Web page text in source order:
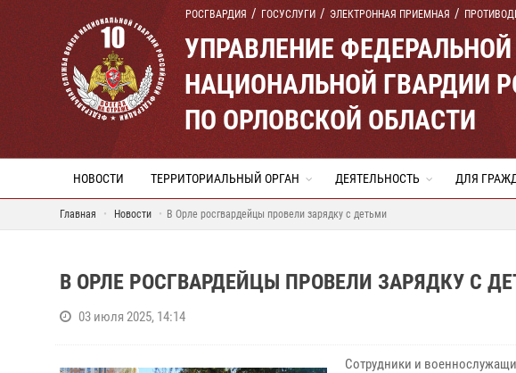
РОСГВАРДИЯ ГОСУСЛУГИ ЭЛЕКТРОННАЯ ПРИЕМНАЯ
УПРАВЛЕНИЕ
НАЦИОНАЛЬНОЙ ГВАРДИИ
ПО ОРЛОВСКОЙ ОБЛАСТИ
НОВОСТИ ТЕРРИТОРИАЛЬНЫЙ ОРГАН ДЕЯТЕЛЬНОСТЬ ДЛЯ
Главная Новости В Орле росгвардейцы провели зарядку с детьми
В ОРЛЕ РОСГВАРДЕЙЦЫ ПРОВЕЛИ ЗАРЯДКУ С
03 июля 2025, 14:14
Сотрудники и